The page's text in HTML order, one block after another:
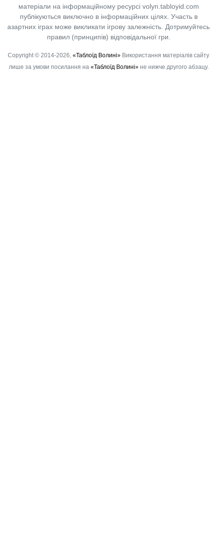
матеріали на інформаційному ресурсі volyn.tabloyid.com
публікуються виключно в інформаційних цілях. Участь в
азартних іграх може викликати ігрову залежність. Дотримуйтесь
правил (принципів) відповідальної гри.
Copyright © 2014-2026, «Таблоїд Волині» Використання матеріалів сайту
лише за умови посилання на «Таблоїд Волині»не нижче другого абзацу.